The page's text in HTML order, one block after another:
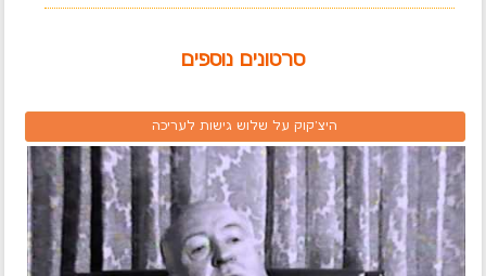
סרטונים נוספים
היצ'קוק על שלוש גישות לעריכה